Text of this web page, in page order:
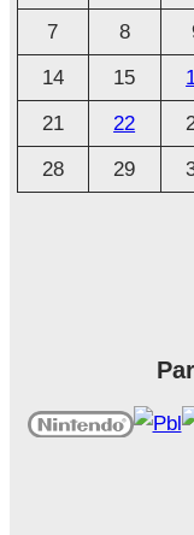
v
o
7
8
14
15
21
22
28
29